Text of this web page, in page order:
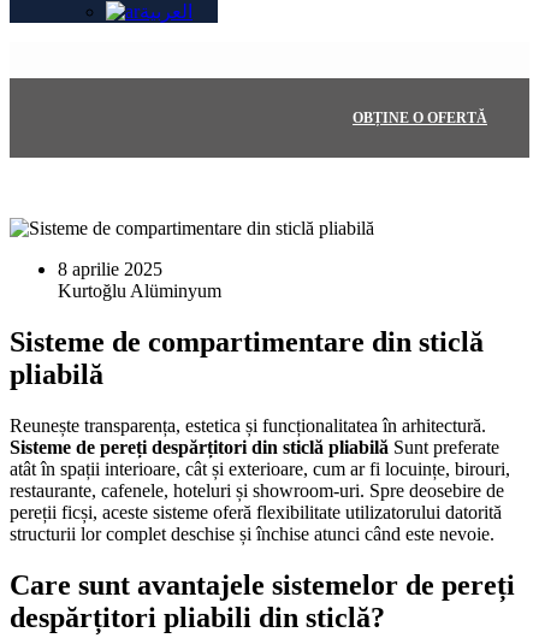
العربية
OBȚINE O OFERTĂ
8 aprilie 2025
Sisteme de compartimentare din sticlă
pliabilă
Reunește transparența, estetica și funcționalitatea în arhitectură.
Sisteme de pereți despărțitori din sticlă pliabilă Sunt preferate
atât în spații interioare, cât și exterioare, cum ar fi locuințe, birouri,
restaurante, cafenele, hoteluri și showroom-uri. Spre deosebire de
pereții ficși, aceste sisteme oferă flexibilitate utilizatorului datorită
structurii lor complet deschise și închise atunci când este nevoie.
Care sunt avantajele sistemelor de pereți
despărțitori pliabili din sticlă?